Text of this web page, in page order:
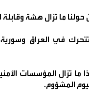
حولنا ما تزال هشة
في العراق
ما تزال المؤسسات
المشؤوم.